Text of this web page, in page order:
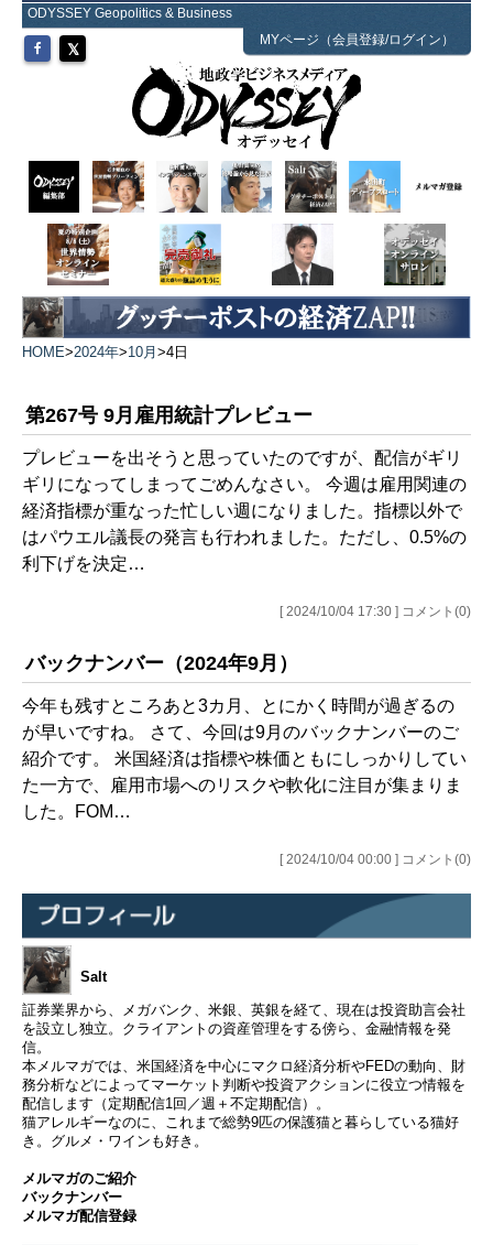
ODYSSEY Geopolitics & Business
MYページ（会員登録/ログイン）
HOME>2024年>10月 >4日
第267号 9月雇用統計プレビュー
プレビューを出そうと思っていたのですが、配信がギリ
ギリになってしまってごめんなさい。 今週は雇用関連の
経済指標が重なった忙しい週になりました。指標以外で
はパウエル議長の発言も行われました。ただし、0.5%の
利下げを決定…
[ 2024/10/04 17:30 ] コメント(0)
バックナンバー（2024年9月）
今年も残すところあと3カ月、とにかく時間が過ぎるの
が早いですね。 さて、今回は9月のバックナンバーのご
紹介です。 米国経済は指標や株価ともにしっかりしてい
た一方で、雇用市場へのリスクや軟化に注目が集まりま
した。FOM…
[ 2024/10/04 00:00 ] コメント(0)
Salt
証券業界から、メガバンク、米銀、英銀を経て、現在は投資助言会社
を設立し独立。クライアントの資産管理をする傍ら、金融情報を発
信。
本メルマガでは、米国経済を中心にマクロ経済分析やFEDの動向、財
務分析などによってマーケット判断や投資アクションに役立つ情報を
配信します（定期配信1回／週＋不定期配信）。
猫アレルギーなのに、これまで総勢9匹の保護猫と暮らしている猫好
き。グルメ・ワインも好き。
メルマガのご紹介
バックナンバー
メルマガ配信登録